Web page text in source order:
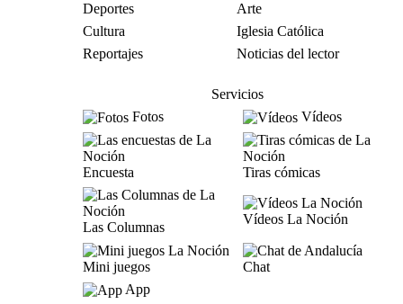
Deportes
Arte
Cultura
Iglesia Católica
Reportajes
Noticias del lector
Servicios
Fotos
Vídeos
Encuesta Tiras cómicas
Las Columnas
Vídeos La Noción
Mini juegos
Chat
App